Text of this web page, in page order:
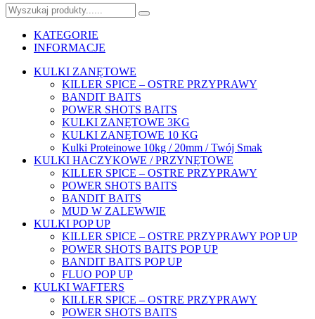
KATEGORIE
INFORMACJE
KULKI ZANĘTOWE
KILLER SPICE – OSTRE PRZYPRAWY
BANDIT BAITS
POWER SHOTS BAITS
KULKI ZANĘTOWE 3KG
KULKI ZANĘTOWE 10 KG
Kulki Proteinowe 10kg / 20mm / Twój Smak
KULKI HACZYKOWE / PRZYNĘTOWE
KILLER SPICE – OSTRE PRZYPRAWY
POWER SHOTS BAITS
BANDIT BAITS
MUD W ZALEWWIE
KULKI POP UP
KILLER SPICE – OSTRE PRZYPRAWY POP UP
POWER SHOTS BAITS POP UP
BANDIT BAITS POP UP
FLUO POP UP
KULKI WAFTERS
KILLER SPICE – OSTRE PRZYPRAWY
POWER SHOTS BAITS